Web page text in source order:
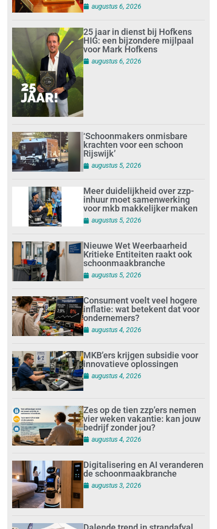
augustus 6, 2026
25 jaar in dienst bij Hofkens
HIG: een bijzondere mijlpaal
voor Mark Hofkens
augustus 6, 2026
‘Schoonmakers onmisbare
krachten voor een schoon
Rijswijk’
augustus 5, 2026
Meer duidelijkheid over zzp-
inhuur moet samenwerking
voor mkb makkelijker maken
augustus 5, 2026
Nieuwe Wet Weerbaarheid
Kritieke Entiteiten raakt ook
schoonmaakbranche
augustus 5, 2026
Consument voelt veel hogere
inflatie: wat betekent dat voor
ondernemers?
augustus 4, 2026
MKB’ers krijgen subsidie voor
innovatieve oplossingen
augustus 4, 2026
Zes op de tien zzp’ers nemen
vier weken vakantie: kan jouw
bedrijf zonder jou?
augustus 4, 2026
Digitalisering en AI veranderen
de schoonmaakbranche
augustus 3, 2026